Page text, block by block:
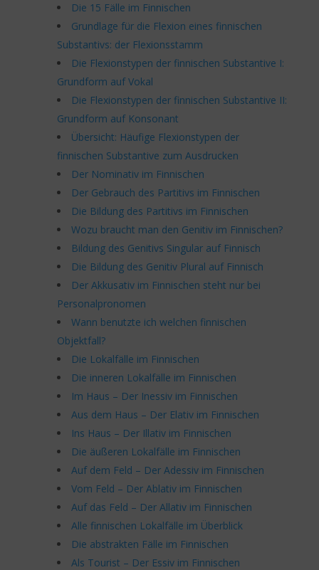
Die 15 Fälle im Finnischen
Grundlage für die Flexion eines finnischen
Substantivs: der Flexionsstamm
Die Flexionstypen der finnischen Substantive I:
Grundform auf Vokal
Die Flexionstypen der finnischen Substantive II:
Grundform auf Konsonant
Übersicht: Häufige Flexionstypen der
finnischen Substantive zum Ausdrucken
Der Nominativ im Finnischen
Der Gebrauch des Partitivs im Finnischen
Die Bildung des Partitivs im Finnischen
Wozu braucht man den Genitiv im Finnischen?
Bildung des Genitivs Singular auf Finnisch
Die Bildung des Genitiv Plural auf Finnisch
Der Akkusativ im Finnischen steht nur bei
Personalpronomen
Wann benutzte ich welchen finnischen
Objektfall?
Die Lokalfälle im Finnischen
Die inneren Lokalfälle im Finnischen
Im Haus – Der Inessiv im Finnischen
Aus dem Haus – Der Elativ im Finnischen
Ins Haus – Der Illativ im Finnischen
Die äußeren Lokalfälle im Finnischen
Auf dem Feld – Der Adessiv im Finnischen
Vom Feld – Der Ablativ im Finnischen
Auf das Feld – Der Allativ im Finnischen
Alle finnischen Lokalfälle im Überblick
Die abstrakten Fälle im Finnischen
Als Tourist – Der Essiv im Finnischen